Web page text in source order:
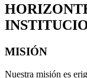
MISIÓN
Nuestra misión es